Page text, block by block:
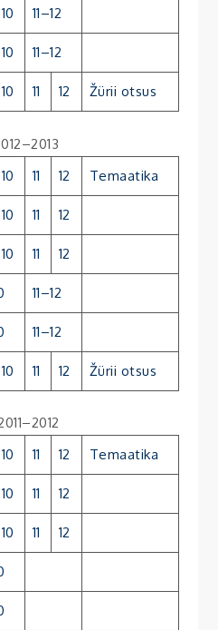
10 11–12
10 11–12
10 11 12 Žürii otsus
10 11 12 Temaatika
10 11 12
10 11 12
11–12
11–12
10 11 12 Žürii otsus
10 11 12 Temaatika
10 11 12
10 11 12